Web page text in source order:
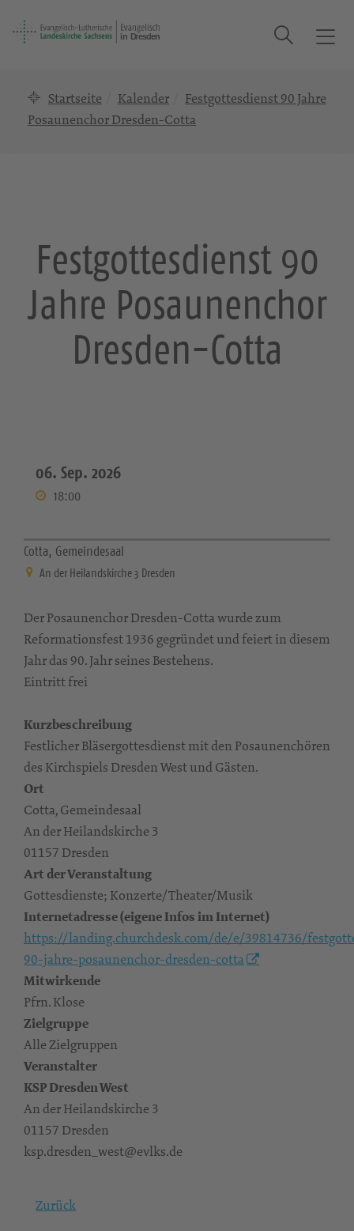
T
g
Suche
Startseite Kalender
Festgottesdienst 90 Jahre
Posaunenchor Dresden-Cotta
Festgottesdienst 90
Jahre Posaunenchor
Dresden-Cotta
06. Sep. 2026
18:00
Cotta, Gemeindesaal
An der Heilandskirche 3 Dresden
Der Posaunenchor Dresden-Cotta wurde zum
Reformationsfest 1936 gegründet und feiert in diesem
Jahr das 90. Jahr seines Bestehens.
Eintritt frei
Kurzbeschreibung
Festlicher Bläsergottesdienst mit den Posaunenchören
des Kirchspiels Dresden West und Gästen.
Ort
Cotta, Gemeindesaal
An der Heilandskirche 3
01157 Dresden
Art der Veranstaltung
Gottesdienste; Konzerte/Theater/Musik
Internetadresse (eigene Infos im Internet)
https://landing.churchdesk.com/de/e/39814736/
90-jahre-posaunenchor-dresden-cotta
Mitwirkende
Pfrn. Klose
Zielgruppe
Alle Zielgruppen
Veranstalter
KSP Dresden West
An der Heilandskirche 3
01157 Dresden
ksp.dresden_west@evlks.de
Zurück